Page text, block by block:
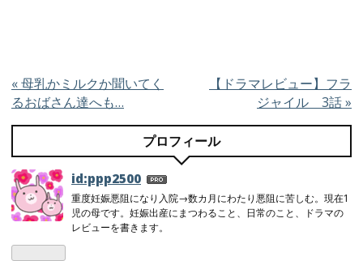
«母乳かミルクか聞いてく
るおばさん達へも…
【ドラマレビュー】フラ
ジャイル 3話»
プロフィール
id:ppp2500
重度妊娠悪阻になり入院→数カ月にわたり悪阻に苦しむ。現在1
児の母です。妊娠出産にまつわること、日常のこと、ドラマの
レビューを書きます。